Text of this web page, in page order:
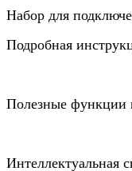
Набор для
Подробная
Полезные функции
Интеллектуальная